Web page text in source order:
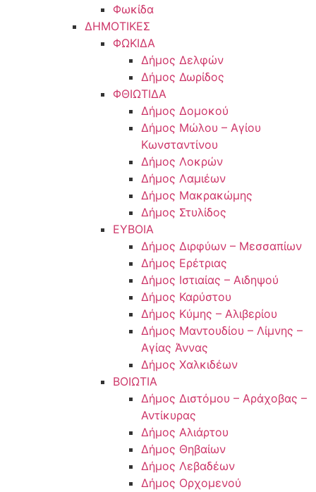
Φωκίδα
ΔΗΜΟΤΙΚΕΣ
ΦΩΚΙΔΑ
Δήμος Δελφών
Δήμος Δωρίδος
ΦΘΙΩΤΙΔΑ
Δήμος Δομοκού
Δήμος Μώλου – Αγίου
Κωνσταντίνου
Δήμος Λοκρών
Δήμος Λαμιέων
Δήμος Μακρακώμης
Δήμος Στυλίδος
ΕΥΒΟΙΑ
Δήμος Διρφύων – Μεσσαπίων
Δήμος Ερέτριας
Δήμος Ιστιαίας – Αιδηψού
Δήμος Καρύστου
Δήμος Κύμης – Αλιβερίου
Δήμος Μαντουδίου – Λίμνης –
Αγίας Άννας
Δήμος Χαλκιδέων
ΒΟΙΩΤΙΑ
Δήμος Διστόμου – Αράχοβας –
Αντίκυρας
Δήμος Αλιάρτου
Δήμος Θηβαίων
Δήμος Λεβαδέων
Δήμος Ορχομενού